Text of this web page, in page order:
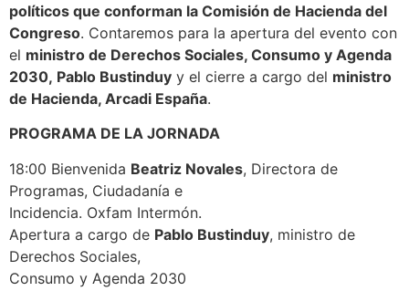
políticos que conforman la Comisión de Hacienda del
Congreso. Contaremos para la apertura del evento con
el ministro de Derechos Sociales, Consumo y Agenda
2030, Pablo Bustinduy y el cierre a cargo del ministro
de Hacienda, Arcadi España.
PROGRAMA DE LA JORNADA
18:00 Bienvenida Beatriz Novales, Directora de
Programas, Ciudadanía e
Incidencia. Oxfam Intermón.
Apertura a cargo de Pablo Bustinduy, ministro de
Derechos Sociales,
Consumo y Agenda 2030